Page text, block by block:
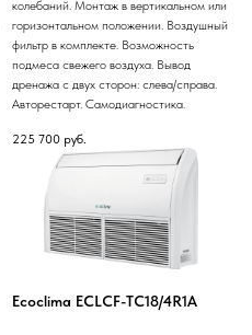
колебаний. Монтаж в вертикальном или
горизонтальном положении. Воздушный
фильтр в комплекте. Возможность
подмеса свежего воздуха. Вывод
дренажа с двух сторон: слева/справа.
Авторестарт. Самодиагностика.
225 700 руб.
Ecoclima ECLCF-TC18/4R1A